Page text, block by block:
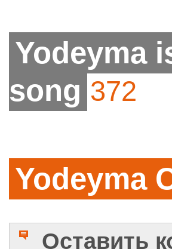
Yodeyma
song 372
Yodeyma
Оставить